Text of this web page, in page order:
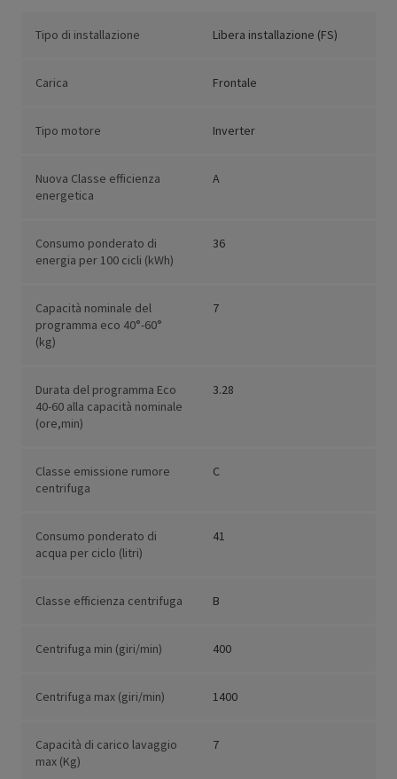
Tipo di installazione Libera installazione (FS)
Carica Frontale
Tipo motore Inverter
Nuova Classe efficienza
energetica
A
Consumo ponderato di
energia per 100 cicli (kWh)
36
Capacità nominale del
programma eco 40°-60°
(kg)
7
Durata del programma Eco
40-60 alla capacità nominale
(ore,min)
3.28
Classe emissione rumore
centrifuga
C
Consumo ponderato di
acqua per ciclo (litri)
41
Classe efficienza centrifuga B
Centrifuga min (giri/min) 400
Centrifuga max (giri/min) 1400
Capacità di carico lavaggio
max (Kg)
7